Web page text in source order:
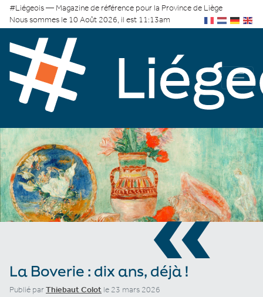
#Liégeois — Magazine de référence pour la Province de Liège
Nous sommes le 10 Août 2026, il est 11:13am
«
La Boverie : dix ans, déjà !
Publié parThiebaut Colot le 23 mars 2026